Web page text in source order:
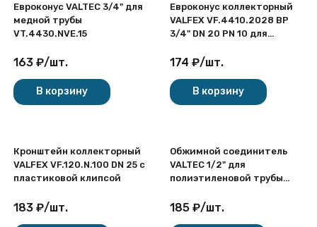
Евроконус VALTEC 3/4" для
медной трубы
VT.4430.NVE.15
163 ₽/шт.
В корзину
Евроконус коллекторный
VALFEX VF.4410.2028 ВР
3/4" DN 20 PN 10 для
латунный никелированный
174 ₽/шт.
В корзину
Кронштейн коллекторный
VALFEX VF.120.N.100 DN 25 с
пластиковой клипсой
183 ₽/шт.
Обжимной соединитель
VALTEC 1/2" для
полиэтиленовой трубы
185 ₽/шт.